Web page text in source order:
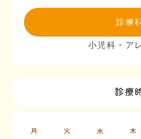
診療
小児科・ア
診療
月 火 水 木